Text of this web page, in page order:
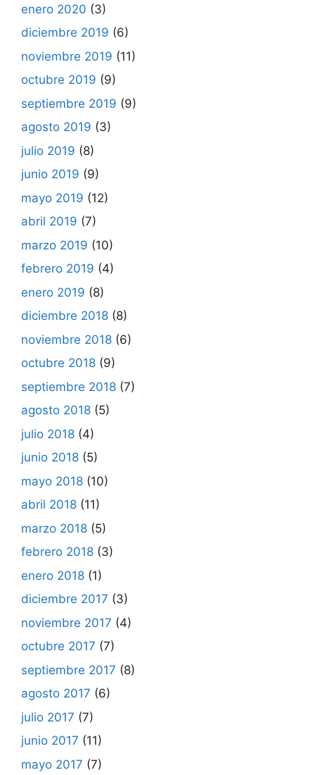
enero 2020 (3)
diciembre 2019 (6)
noviembre 2019 (11)
octubre 2019 (9)
septiembre 2019 (9)
agosto 2019 (3)
julio 2019 (8)
junio 2019 (9)
mayo 2019 (12)
abril 2019 (7)
marzo 2019 (10)
febrero 2019 (4)
enero 2019 (8)
diciembre 2018 (8)
noviembre 2018 (6)
octubre 2018 (9)
septiembre 2018 (7)
agosto 2018 (5)
julio 2018 (4)
junio 2018 (5)
mayo 2018 (10)
abril 2018 (11)
marzo 2018 (5)
febrero 2018 (3)
enero 2018 (1)
diciembre 2017 (3)
noviembre 2017 (4)
octubre 2017 (7)
septiembre 2017 (8)
agosto 2017 (6)
julio 2017 (7)
junio 2017 (11)
mayo 2017 (7)